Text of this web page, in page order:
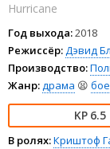
Hurricane
Год выхода:2018
Режиссёр:Дэвид
Производство:
Жанр:драма 😫
6.5
В ролях:Криштоф